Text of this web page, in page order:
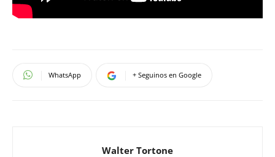
WhatsApp + Seguinos en Google
Walter Tortone